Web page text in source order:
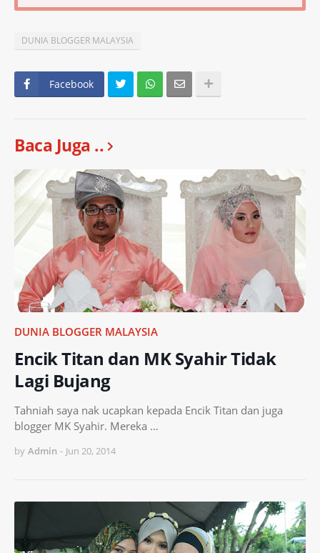
DUNIA BLOGGER MALAYSIA
Facebook
Baca Juga ..
DUNIA BLOGGER MALAYSIA
Encik Titan dan MK Syahir Tidak
Lagi Bujang
Tahniah saya nak ucapkan kepada Encik Titan dan juga
blogger MK Syahir. Mereka …
by Admin - Jun 20, 2014